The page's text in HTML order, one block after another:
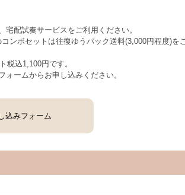
配試奏サービスをご利用ください。
コンボセットは往復ゆうパック送料(3,000円程度)を
税込1,100円です。
ームからお申し込みください。
込みフォーム